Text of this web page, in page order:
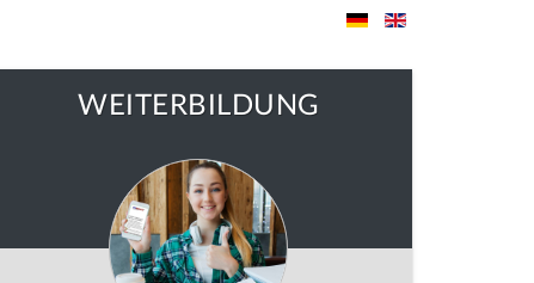
WEITERBILDUNG